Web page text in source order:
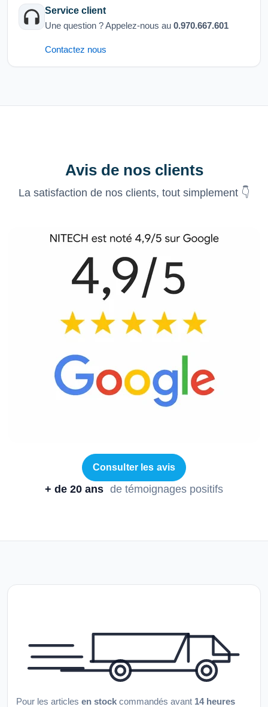
Service client
Une question ? Appelez-nous au 0.970.667.601
Contactez nous
Avis de nos clients
La satisfaction de nos clients, tout simplement 👇
Consulter les avis
+ de 20 ans de témoignages positifs
Pour les articles en stock commandés avant 14 heures